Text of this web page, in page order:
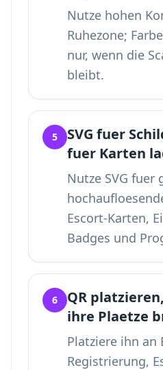
Nutze hohen
Ruhezone;
nur, wenn die
bleibt.
5
SVG fuer
fuer Karten
Nutze SVG fuer
Escort-Karten,
Badges und
6
QR
ihre Plaetze
Platziere ihn an
Registrierung,